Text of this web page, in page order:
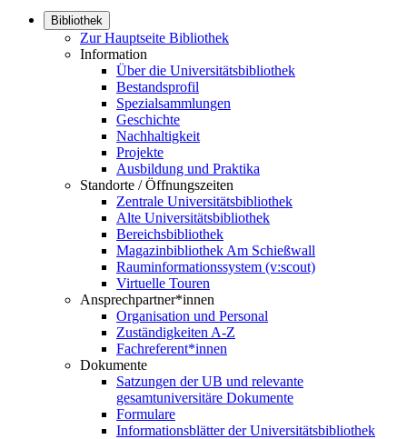
Bibliothek
Zur Hauptseite Bibliothek
Information
Über die Universitätsbibliothek
Bestandsprofil
Spezialsammlungen
Geschichte
Nachhaltigkeit
Projekte
Ausbildung und Praktika
Standorte / Öffnungszeiten
Zentrale Universitätsbibliothek
Alte Universitätsbibliothek
Bereichsbibliothek
Magazinbibliothek Am Schießwall
Rauminformationssystem (v:scout)
Virtuelle Touren
Ansprechpartner*innen
Organisation und Personal
Zuständigkeiten A-Z
Fachreferent*innen
Dokumente
Satzungen der UB und relevante
gesamtuniversitäre Dokumente
Formulare
Informationsblätter der Universitätsbibliothek